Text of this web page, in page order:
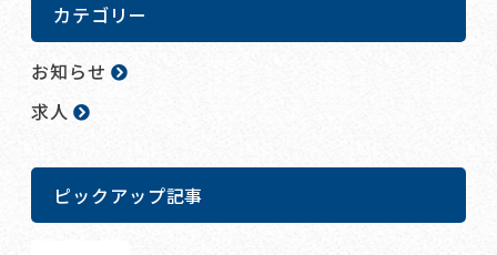
カテゴリー
お知らせ
求人
ピックアップ記事